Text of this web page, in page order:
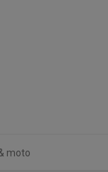
moto